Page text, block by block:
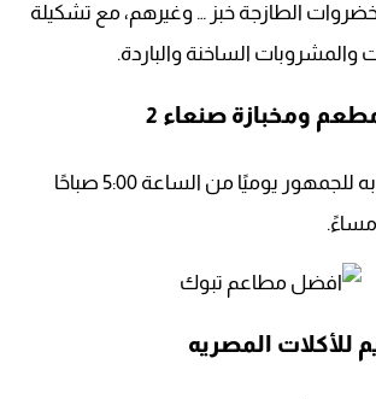
الطازجة خبز … وغيرهم، مع تشكيلة
والمشروبات الساخنة والباردة.
ومخبازة صنعاء 2
يفتح المطعم أبوابه للجمهور يوميًا من الساعة 5:00 صباحًا